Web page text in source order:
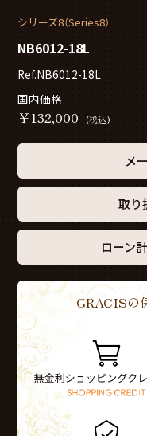
シリーズ8（Series8）
NB6012-18L
Ref.NB6012-18L
国内価格
￥132,000 (税込)
メ
取り
ローン
GRACISの